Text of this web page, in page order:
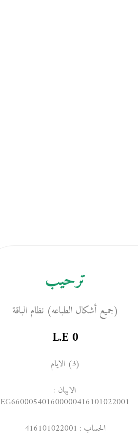
ترحيب
(جميع أشكال الطباعه) نظام الباقة
L.E0
(3) الايام
الايبان :
EG660005401600000416101022001
الحساب : 416101022001